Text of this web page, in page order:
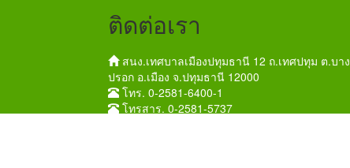
ติดต่อเรา
สนง.เทศบาลเมืองปทุมธานี 12 ถ.เทศปทุม ต.บาง
ปรอก อ.เมือง จ.ปทุมธานี 12000
โทร. 0-2581-6400-1
โทรสาร. 0-2581-5737